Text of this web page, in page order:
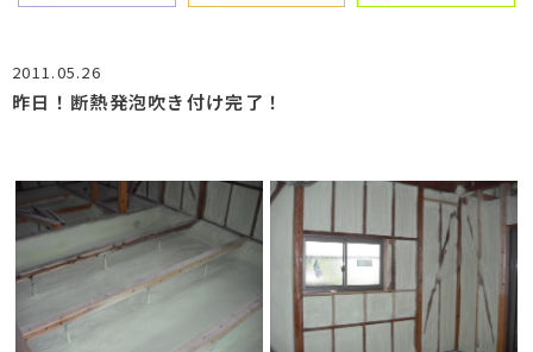
2011.05.26
昨日！断熱発泡吹き付け完了！